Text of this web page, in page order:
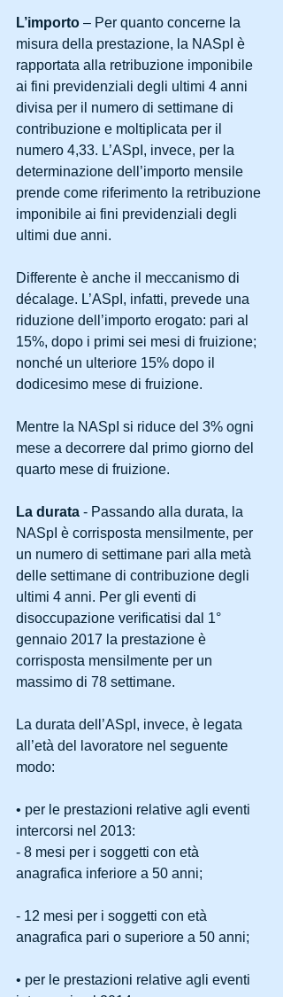
L’importo – Per quanto concerne la
misura della prestazione, la NASpI è
rapportata alla retribuzione imponibile
ai fini previdenziali degli ultimi 4 anni
divisa per il numero di settimane di
contribuzione e moltiplicata per il
numero 4,33. L’ASpI, invece, per la
determinazione dell’importo mensile
prende come riferimento la retribuzione
imponibile ai fini previdenziali degli
ultimi due anni.
Differente è anche il meccanismo di
décalage. L’ASpI, infatti, prevede una
riduzione dell’importo erogato: pari al
15%, dopo i primi sei mesi di fruizione;
nonché un ulteriore 15% dopo il
dodicesimo mese di fruizione.
Mentre la NASpI si riduce del 3% ogni
mese a decorrere dal primo giorno del
quarto mese di fruizione.
La durata - Passando alla durata, la
NASpI è corrisposta mensilmente, per
un numero di settimane pari alla metà
delle settimane di contribuzione degli
ultimi 4 anni. Per gli eventi di
disoccupazione verificatisi dal 1°
gennaio 2017 la prestazione è
corrisposta mensilmente per un
massimo di 78 settimane.
La durata dell’ASpI, invece, è legata
all’età del lavoratore nel seguente
modo:
• per le prestazioni relative agli eventi
intercorsi nel 2013:
- 8 mesi per i soggetti con età
anagrafica inferiore a 50 anni;
- 12 mesi per i soggetti con età
anagrafica pari o superiore a 50 anni;
• per le prestazioni relative agli eventi